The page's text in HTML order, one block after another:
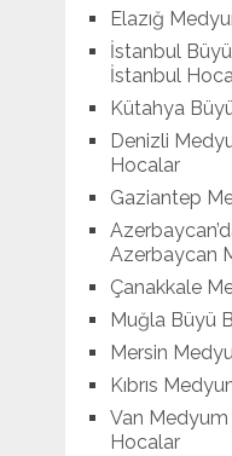
Elazığ
İstanbul
İstanbul
Kütahya
Denizli
Hocalar
Gaziantep
Azerbaycan
Çanakkale
Muğla Büyü
Mersin
Kıbrıs
Van Medyum
Hocalar